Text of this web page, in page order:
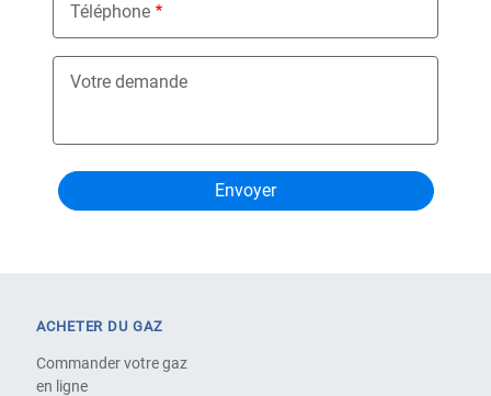
Téléphone
Votre demande
ACHETER DU GAZ
Commander votre gaz
en ligne